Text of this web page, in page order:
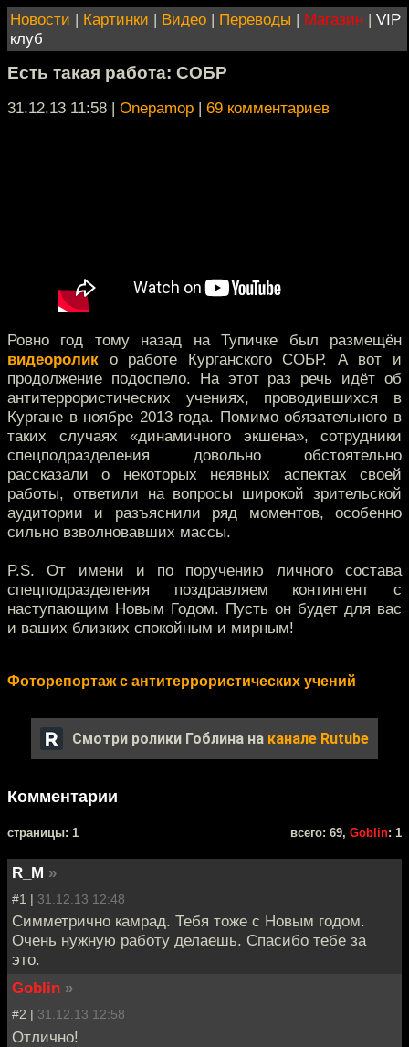
Новости | Картинки | Видео | Переводы | Магазин | VIP
клуб
Есть такая работа: СОБР
31.12.13 11:58 | Onepamop | 69 комментариев
Ровно год тому назад на Тупичке был размещён
видеоролик о работе Курганского СОБР. А вот и
продолжение подоспело. На этот раз речь идёт об
антитеррористических учениях, проводившихся в
Кургане в ноябре 2013 года. Помимо обязательного в
таких случаях «динамичного экшена», сотрудники
спецподразделения довольно обстоятельно
рассказали о некоторых неявных аспектах своей
работы, ответили на вопросы широкой зрительской
аудитории и разъяснили ряд моментов, особенно
сильно взволновавших массы.
P.S. От имени и по поручению личного состава
спецподразделения поздравляем контингент с
наступающим Новым Годом. Пусть он будет для вас
и ваших близких спокойным и мирным!
Фоторепортаж с антитеррористических учений
Смотри ролики Гоблина на канале Rutube
Комментарии
cтраницы: 1 всего: 69, Goblin: 1
R_M »
#1 | 31.12.13 12:48
Симметрично камрад. Тебя тоже с Новым годом.
Очень нужную работу делаешь. Спасибо тебе за
это.
Goblin »
#2 | 31.12.13 12:58
Отлично!